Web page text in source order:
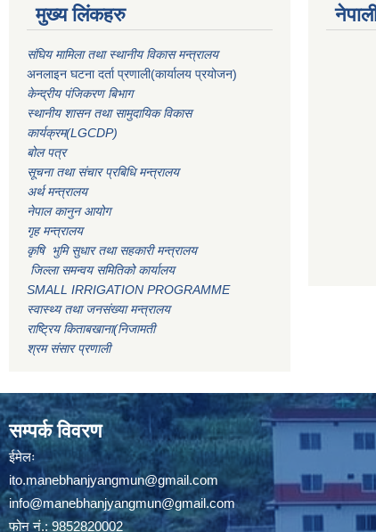
मुख्य लिंकहरु
संघिय मामिला तथा स्थानीय विकास मन्त्रालय
अनलाइन घटना दर्ता प्रणाली(कार्यालय प्रयोजन)
केन्द्रीय पंजिकरण बिभाग
स्थानीय शासन तथा सामुदायिक विकास
कार्यक्रम(LGCDP)
बोल पत्र
सूचना तथा संचार प्रबिधि मन्त्रालय
अर्थ मन्त्रालय
नेपाल कानुन आयोग
गृह मन्त्रालय
कृषि भुमि सुधार तथा सहकारी मन्त्रालय
जिल्ला समन्वय समितिको कार्यालय
SMALL IRRIGATION PROGRAMME
स्वास्थ्य तथा जनसंख्या मन्त्रालय
राष्ट्रिय किताबखाना(निजामती
श्रम संसार प्रणाली
सम्पर्क विवरण
ईमेलः
ito.manebhanjyangmun@gmail.com
info@manebhanjyangmun@gmail.com
फोन नं.: 9852820002